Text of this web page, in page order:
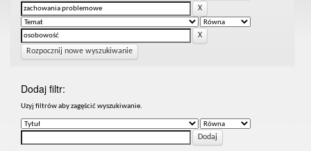
Rozpocznij nowe wyszukiwanie
Dodaj filtr:
Uzyj filtrów aby zagęścić wyszukiwanie.